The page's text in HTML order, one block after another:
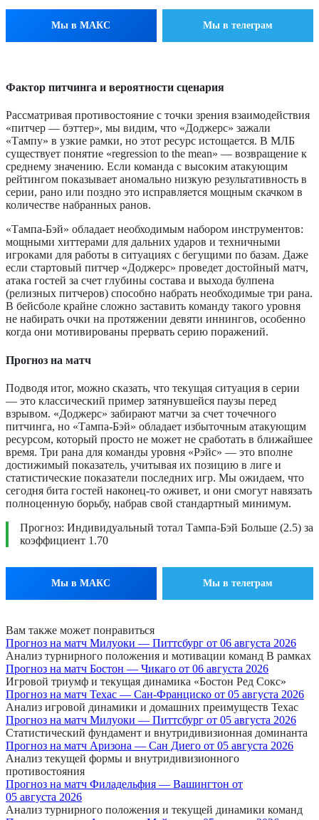
Мы в МАКС Мы в телеграм
Фактор питчинга и вероятности сценария
Рассматривая противостояние с точки зрения взаимодействия
«питчер — бэттер», мы видим, что «Доджерс» зажали
«Тампу» в узкие рамки, но этот ресурс истощается. В МЛБ
существует понятие «regression to the mean» — возвращение к
среднему значению. Если команда с высоким атакующим
рейтингом показывает аномально низкую результативность в
серии, рано или поздно это исправляется мощным скачком в
количестве набранных ранов.
«Тампа-Бэй» обладает необходимым набором инструментов:
мощными хиттерами для дальних ударов и техничными
игроками для работы в ситуациях с бегущими по базам. Даже
если стартовый питчер «Доджерс» проведет достойный матч,
атака гостей за счет глубины состава и выхода булпена
(релизных питчеров) способно набрать необходимые три рана.
В бейсболе крайне сложно заставить команду такого уровня
не набирать очки на протяжении девяти иннингов, особенно
когда они мотивированы прервать серию поражений.
Прогноз на матч
Подводя итог, можно сказать, что текущая ситуация в серии
— это классический пример затянувшейся паузы перед
взрывом. «Доджерс» забирают матчи за счет точечного
питчинга, но «Тампа-Бэй» обладает избыточным атакующим
ресурсом, который просто не может не сработать в ближайшее
время. Три рана для команды уровня «Рэйс» — это вполне
достижимый показатель, учитывая их позицию в лиге и
статистические показатели последних игр. Мы ожидаем, что
сегодня бита гостей наконец-то оживет, и они смогут навязать
полноценную борьбу, набрав свой стандартный минимум.
Прогноз: Индивидуальный тотал Тампа-Бэй Больше (2.5) за
коэффициент 1.70
Мы в МАКС Мы в телеграм
Вам также может понравиться
Прогноз на матч Милуоки — Питтсбург от 06 августа 2026
Анализ турнирного положения и мотивации команд В рамках
Прогноз на матч Бостон — Чикаго от 06 августа 2026
Игровой триумф и текущая динамика «Бостон Ред Сокс»
Прогноз на матч Техас — Сан-Франциско от 05 августа 2026
Анализ игровой динамики и домашних преимуществ Техас
Прогноз на матч Милуоки — Питтсбург от 05 августа 2026
Статистический фундамент и внутридивизионная доминанта
Прогноз на матч Аризона — Сан Диего от 05 августа 2026
Анализ текущей формы и внутридивизионного
противостояния
Прогноз на матч Филадельфия — Вашингтон от
05 августа 2026
Анализ турнирного положения и текущей динамики команд